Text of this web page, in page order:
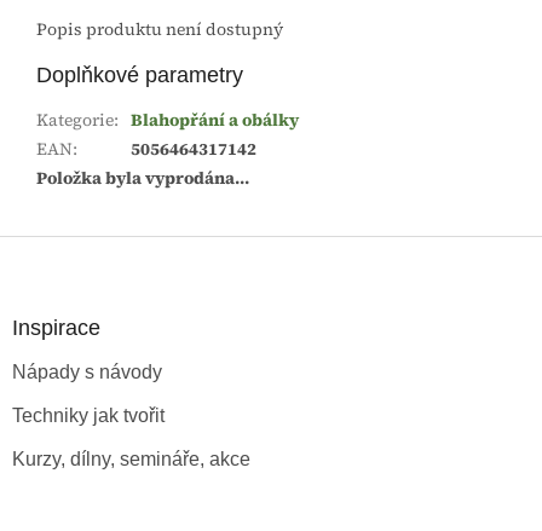
Popis produktu není dostupný
Doplňkové parametry
Kategorie: Blahopřání a obálky
EAN:
5056464317142
Položka byla vyprodána…
Inspirace
Nápady s návody
Techniky jak tvořit
Kurzy, dílny, semináře, akce